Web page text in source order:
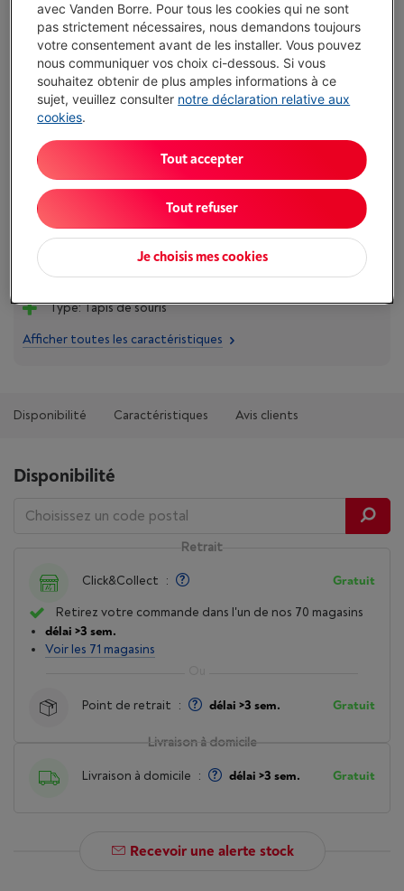
Délai >3 sem.-Voir le stock
€ 19,99
J'achète
Comparer
Atouts
Type: Tapis de souris
Afficher toutes les caractéristiques
Disponibilité Caractéristiques Avis clients
Disponibilité
Livraison à domicile
Livraison à domicile : délai >3 sem. Gratuit
Retrait
Click&Collect : Gratuit
Retirez votre commande dans l'un de nos 70 magasins
délai >3 sem.
Voir les 71 magasins
Point de retrait : délai >3 sem. Gratuit
Recevoir une alerte stock
avec Vanden Borre. Pour tous les cookies qui ne sont
pas strictement nécessaires, nous demandons toujours
votre consentement avant de les installer. Vous pouvez
nous communiquer vos choix ci-dessous. Si vous
souhaitez obtenir de plus amples informations à ce
sujet, veuillez consulter notre déclaration relative aux
cookies.
Je choisis mes cookies
Tout refuser
Tout accepter